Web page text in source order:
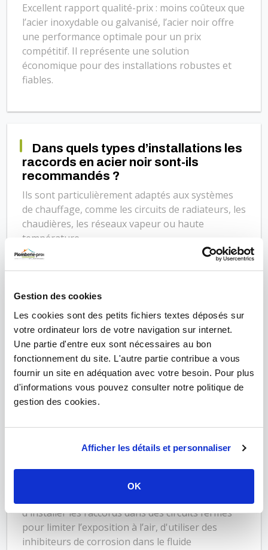
Gestion des cookies
Les cookies sont des petits fichiers textes déposés sur
votre ordinateur lors de votre navigation sur internet.
Une partie d'entre eux sont nécessaires au bon
fonctionnement du site. L'autre partie contribue a vous
fournir un site en adéquation avec votre besoin. Pour plus
d'informations vous pouvez consulter notre politique de
gestion des cookies.
Afficher les détails et personnaliser
OK
Excellent rapport qualité-prix : moins coûteux que
l’acier inoxydable ou galvanisé, l’acier noir offre
une performance optimale pour un prix
compétitif. Il représente une solution
économique pour des installations robustes et
fiables.
Dans quels types d’installations les
raccords en acier noir sont-ils
recommandés ?
Ils sont particulièrement adaptés aux systèmes
de chauffage, comme les circuits de radiateurs, les
chaudières, les réseaux vapeur ou haute
température.
noir dans les réseaux de chauffage ?
Le principal risque est la corrosion interne, qui
peut survenir en présence d’air ou de fluides non
traités. Cela peut entraîner une détérioration
progressive des raccords et des tuyaux, réduisant
leur durée de vie.
d'installer les raccords dans des circuits fermés
pour limiter l’exposition à l’air, d'utiliser des
inhibiteurs de corrosion dans le fluide